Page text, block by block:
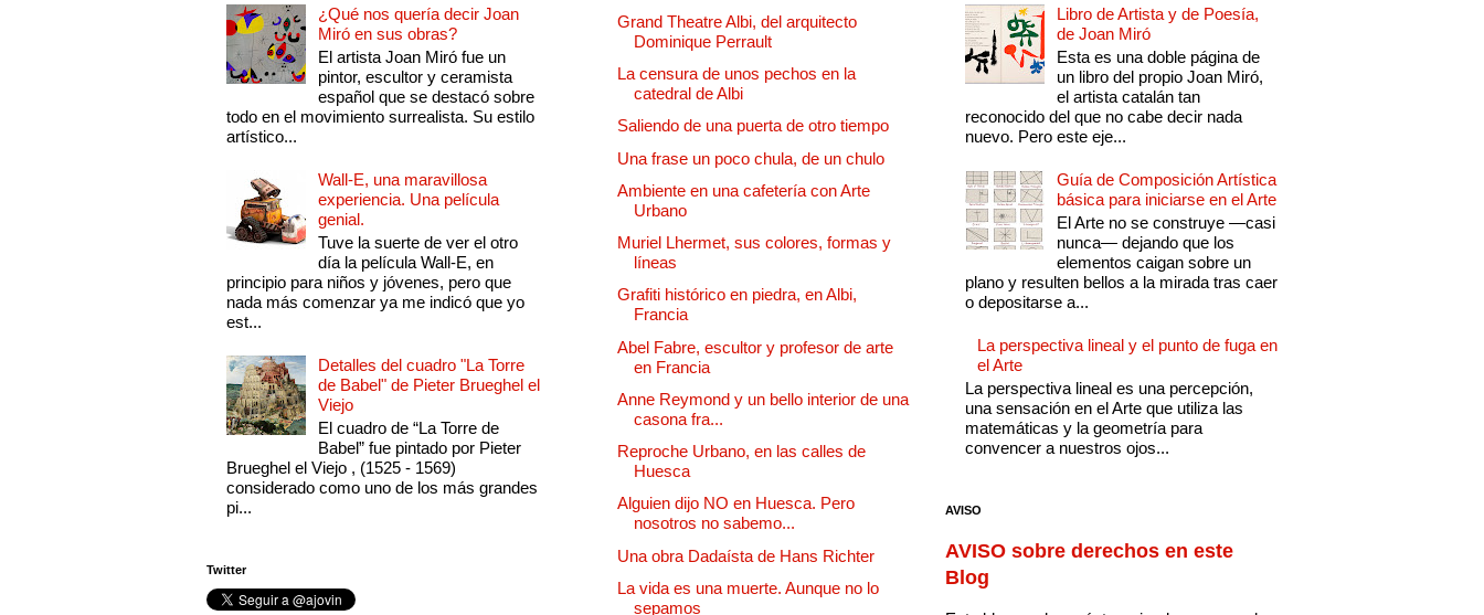
¿Qué nos quería decir Joan
Miró en sus obras?
El artista Joan Miró fue un
pintor, escultor y ceramista
español que se destacó sobre
todo en el movimiento surrealista. Su estilo
artístico...
Wall-E, una maravillosa
experiencia. Una película
genial.
Tuve la suerte de ver el otro
día la película Wall-E, en
principio para niños y jóvenes, pero que
nada más comenzar ya me indicó que yo
est...
Detalles del cuadro "La Torre
de Babel" de Pieter Brueghel el
Viejo
El cuadro de “La Torre de
Babel” fue pintado por Pieter
Brueghel el Viejo , (1525 - 1569)
considerado como uno de los más grandes
pi...
Twitter
Grand Theatre Albi, del arquitecto
Dominique Perrault
La censura de unos pechos en la
catedral de Albi
Saliendo de una puerta de otro tiempo
Una frase un poco chula, de un chulo
Ambiente en una cafetería con Arte
Urbano
Muriel Lhermet, sus colores, formas y
líneas
Grafiti histórico en piedra, en Albi,
Francia
Abel Fabre, escultor y profesor de arte
en Francia
Anne Reymond y un bello interior de una
casona fra...
Reproche Urbano, en las calles de
Huesca
Alguien dijo NO en Huesca. Pero
nosotros no sabemo...
Una obra Dadaísta de Hans Richter
La vida es una muerte. Aunque no lo
sepamos
Libro de Artista y de Poesía,
de Joan Miró
Esta es una doble página de
un libro del propio Joan Miró,
el artista catalán tan
reconocido del que no cabe decir nada
nuevo. Pero este eje...
Guía de Composición Artística
básica para iniciarse en el Arte
El Arte no se construye —casi
nunca— dejando que los
elementos caigan sobre un
plano y resulten bellos a la mirada tras caer
o depositarse a...
La perspectiva lineal y el punto de fuga en
el Arte
La perspectiva lineal es una percepción,
una sensación en el Arte que utiliza las
matemáticas y la geometría para
convencer a nuestros ojos...
AVISO
AVISO sobre derechos en este
Blog